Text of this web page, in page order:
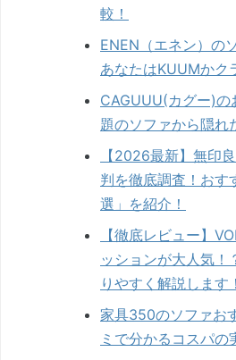
較！
ENEN（エネン）の
あなたはKUUMかク
CAGUUU(カグー)
題のソファから隠れ
【2026最新】無印
判を徹底調査！おす
選」を紹介！
【徹底レビュー】
ッションが大人気！
りやすく解説します！
家具350のソファお
ミで分かるコスパの